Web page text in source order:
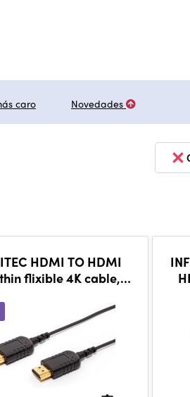
caro Novedades
HDMI TO HDMI
flixible 4K cable,